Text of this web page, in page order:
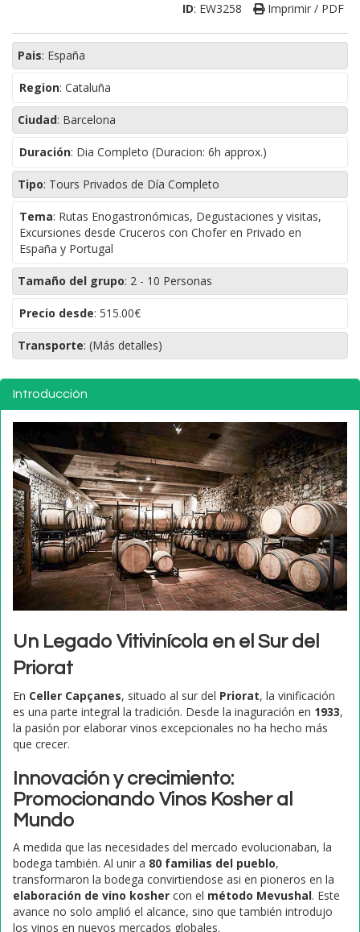
ID: EW3258 Imprimir / PDF
Pais: España
Region: Cataluña
Ciudad: Barcelona
Duración: Dia Completo (Duracion: 6h approx.)
Tipo: Tours Privados de Día Completo
Tema: Rutas Enogastronómicas, Degustaciones y visitas,
Excursiones desde Cruceros con Chofer en Privado en
España y Portugal
Tamaño del grupo: 2 - 10 Personas
Precio desde: 515.00€
Transporte: (Más detalles)
Introducción
Un Legado Vitivinícola en el Sur del
Priorat
En Celler Capçanes, situado al sur del Priorat, la vinificación
es una parte integral la tradición. Desde la inaguración en 1933,
la pasión por elaborar vinos excepcionales no ha hecho más
que crecer.
Innovación y crecimiento:
Promocionando Vinos Kosher al
Mundo
A medida que las necesidades del mercado evolucionaban, la
bodega también. Al unir a 80 familias del pueblo,
transformaron la bodega convirtiendose asi en pioneros en la
elaboración de vino kosher con el método Mevushal. Este
avance no solo amplió el alcance, sino que también introdujo
los vinos en nuevos mercados globales.